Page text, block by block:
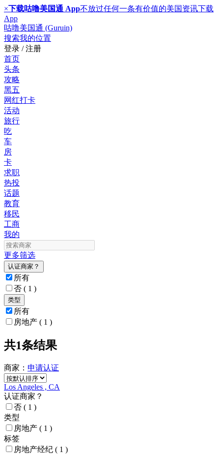
×下载咕噜美国通 App不放过任何一条有价值的美国资讯下载
App
咕噜美国通 (Guruin)
搜索我的位置
登录 / 注册
首页
头条
攻略
黑五
网红打卡
活动
旅行
吃
车
房
卡
求职
热投
话题
教育
移民
工商
我的
更多筛选
认证商家？
所有
否 ( 1 )
类型
所有
房地产 ( 1 )
共1条结果
商家： 申请认证
Los Angeles , CA
认证商家？
否 ( 1 )
类型
房地产 ( 1 )
标签
房地产经纪 ( 1 )